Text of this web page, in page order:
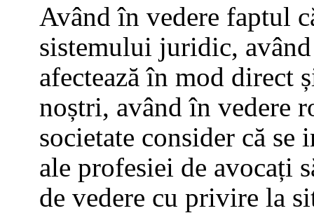
Având în vedere faptul
sistemului juridic,
afectează în mod direct
noștri, având în vedere
societate consider că se
ale profesiei de avocați
de vedere cu privire la